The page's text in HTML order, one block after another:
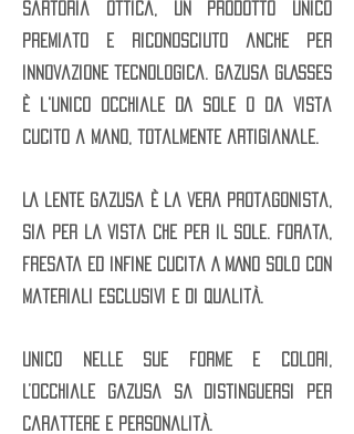
sartoria ottica, un prodotto unico
premiato e riconosciuto anche per
innovazione tecnologica. Gazusa GLASSES
è l'unico occhiale DA sole o da vista
cucito a mano, totalmente artigianale.
La lente Gazusa è la vera protagonista,
sia per la vista che per il sole. Forata,
fresata ed infine cucita A MANO solo con
materiali esclusivi e di qualità.
Unico nelle sue forme e colori,
l’occhiale Gazusa sa distinguersi per
carattere e personalità.